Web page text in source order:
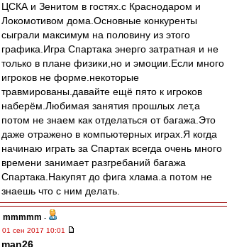
ЦСКА и Зенитом в гостях.с Краснодаром и
Локомотивом дома.Основные конкуренты
сыграли максимум на половину из этого
графика.Игра Спартака энерго затратная и не
только в плане физики,но и эмоции.Если много
игроков не форме.некоторые
травмированы.давайте ещё пято к игроков
наберём.Любимая занятия прошлых лет,а
потом не знаем как отделаться от багажа.Это
даже отражено в компьютерных играх.Я когда
начинаю играть за Спартак всегда очень много
времени занимает разгребаний багажа
Спартака.Накупят до фига хлама.а потом не
знаешь что с ним делать.
mmmmm -
01 сен 2017 10:01
man26